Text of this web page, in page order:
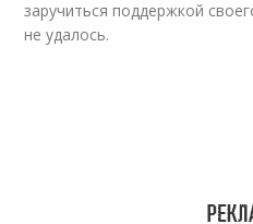
заручиться поддержкой
не удалось.